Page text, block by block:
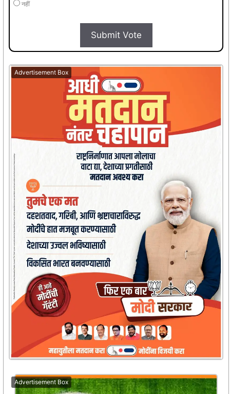
नहीं
Submit Vote
Advertisement Box
Advertisement Box